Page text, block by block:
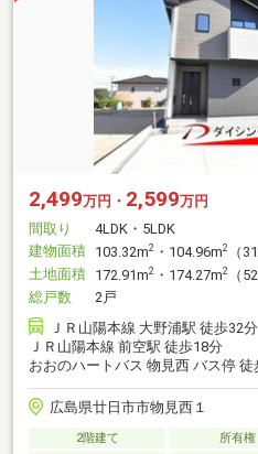
2,499万円・ 2,599万円
間取り
4LDK・5LDK
建物面積 103.32m2 ・104.96m2
（
土地面積 172.91m2 ・174.27m2
（
総戸数
2戸
ＪＲ山陽本線 大野浦駅 徒歩32分
ＪＲ山陽本線 前空駅 徒歩18分
おおのハートバス 物見西 バス停 徒
広島県廿日市市物見西１
2階建て 所有権